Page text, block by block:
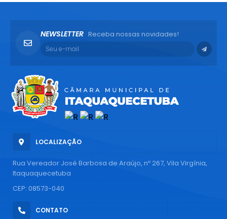
LOCALIZAÇÃO
Rua Vereador José Barbosa de Araújo, nº 267, Vila Virgínia,
Itaquaquecetuba
CEP: 08573-040
CONTATO
NEWSLETTER Receba nossas novidades!